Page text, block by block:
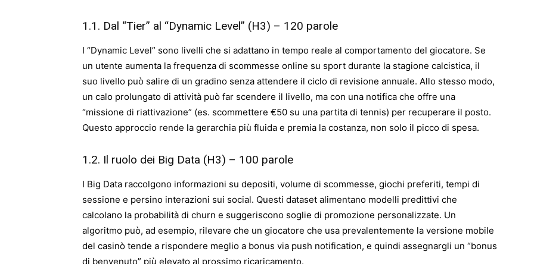
1.1. Dal “Tier” al “Dynamic Level” (H3) – 120 parole
I “Dynamic Level” sono livelli che si adattano in tempo reale al comportamento del giocatore. Se
un utente aumenta la frequenza di scommesse online su sport durante la stagione calcistica, il
suo livello può salire di un gradino senza attendere il ciclo di revisione annuale. Allo stesso modo,
un calo prolungato di attività può far scendere il livello, ma con una notifica che offre una
“missione di riattivazione” (es. scommettere €50 su una partita di tennis) per recuperare il posto.
Questo approccio rende la gerarchia più fluida e premia la costanza, non solo il picco di spesa.
1.2. Il ruolo dei Big Data (H3) – 100 parole
I Big Data raccolgono informazioni su depositi, volume di scommesse, giochi preferiti, tempi di
sessione e persino interazioni sui social. Questi dataset alimentano modelli predittivi che
calcolano la probabilità di churn e suggeriscono soglie di promozione personalizzate. Un
algoritmo può, ad esempio, rilevare che un giocatore che usa prevalentemente la versione mobile
del casinò tende a rispondere meglio a bonus via push notification, e quindi assegnargli un “bonus
di benvenuto” più elevato al prossimo ricaricamento.